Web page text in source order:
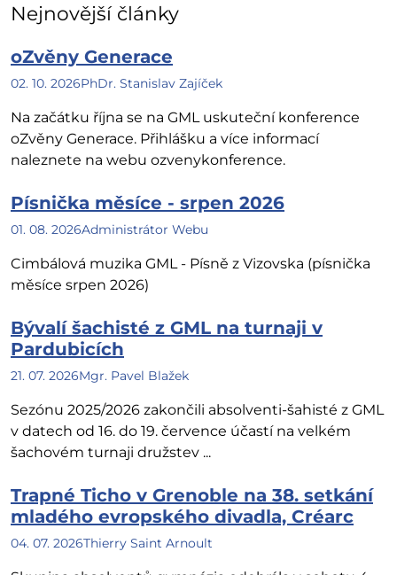
Nejnovější články
oZvěny Generace
02. 10. 2026PhDr. Stanislav Zajíček
Na začátku října se na GML uskuteční konference
oZvěny Generace. Přihlášku a více informací
naleznete na webu ozvenykonference.
Písnička měsíce - srpen 2026
01. 08. 2026Administrátor Webu
Cimbálová muzika GML - Písně z Vizovska (písnička
měsíce srpen 2026)
Bývalí šachisté z GML na turnaji v
Pardubicích
21. 07. 2026Mgr. Pavel Blažek
Sezónu 2025/2026 zakončili absolventi-šahisté z GML
v datech od 16. do 19. července účastí na velkém
šachovém turnaji družstev ...
Trapné Ticho v Grenoble na 38. setkání
mladého evropského divadla, Créarc
04. 07. 2026Thierry Saint Arnoult